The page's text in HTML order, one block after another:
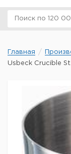
Главная
Usbeck Crucible